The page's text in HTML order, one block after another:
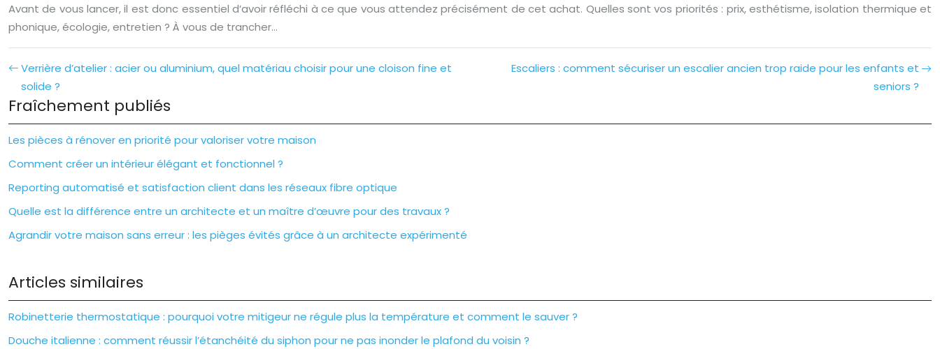
Avant de vous lancer, il est donc essentiel d’avoir réfléchi à ce que vous attendez précisément de cet achat. Quelles sont vos priorités : prix, esthétisme, isolation thermique et
phonique, écologie, entretien ? À vous de trancher…
Verrière d’atelier : acier ou aluminium, quel matériau choisir pour une cloison fine et
solide ?
Escaliers : comment sécuriser un escalier ancien trop raide pour les enfants et
seniors ?
Fraîchement publiés
Les pièces à rénover en priorité pour valoriser votre maison
Comment créer un intérieur élégant et fonctionnel ?
Reporting automatisé et satisfaction client dans les réseaux fibre optique
Quelle est la différence entre un architecte et un maître d’œuvre pour des travaux ?
Agrandir votre maison sans erreur : les pièges évités grâce à un architecte expérimenté
Articles similaires
Robinetterie thermostatique : pourquoi votre mitigeur ne régule plus la température et comment le sauver ?
Douche italienne : comment réussir l’étanchéité du siphon pour ne pas inonder le plafond du voisin ?